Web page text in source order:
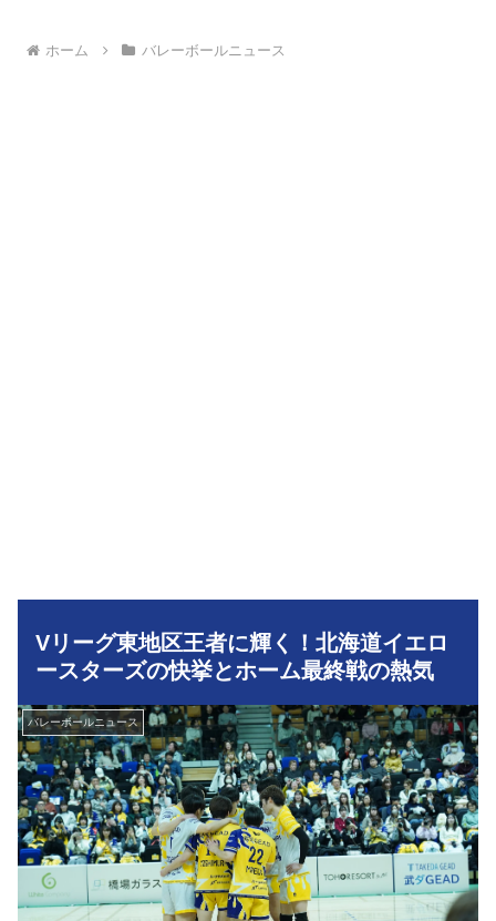
ホーム バレーボールニュース
Vリーグ東地区王者に輝く！北海道イエロ
ースターズの快挙とホーム最終戦の熱気
バレーボールニュース